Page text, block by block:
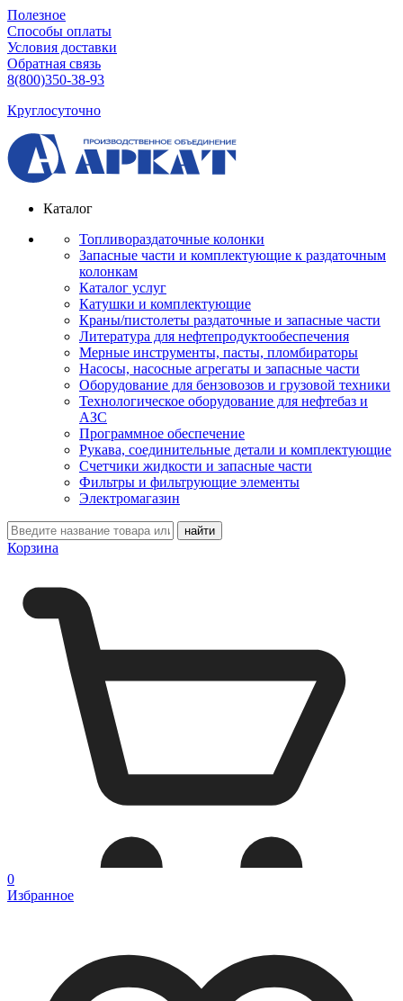
Полезное
Способы оплаты
Условия доставки
Обратная связь
8(800)350-38-93
Круглосуточно
Каталог
Топливораздаточные колонки
Запасные части и комплектующие к раздаточным
колонкам
Каталог услуг
Катушки и комплектующие
Краны/пистолеты раздаточные и запасные части
Литература для нефтепродуктообеспечения
Мерные инструменты, пасты, пломбираторы
Насосы, насосные агрегаты и запасные части
Оборудование для бензовозов и грузовой техники
Технологическое оборудование для нефтебаз и
АЗС
Программное обеспечение
Рукава, соединительные детали и комплектующие
Счетчики жидкости и запасные части
Фильтры и фильтрующие элементы
Электромагазин
Корзина
0
Избранное